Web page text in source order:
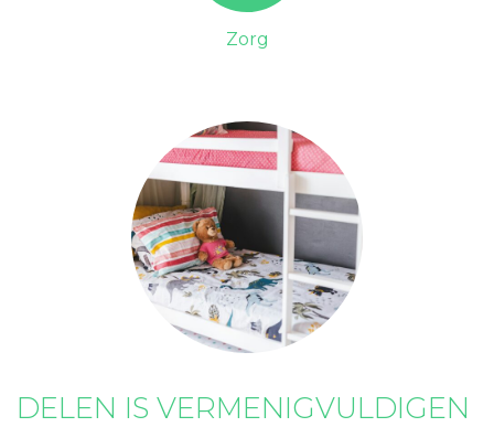
Zorg
DELEN IS VERMENIGVULDIGEN